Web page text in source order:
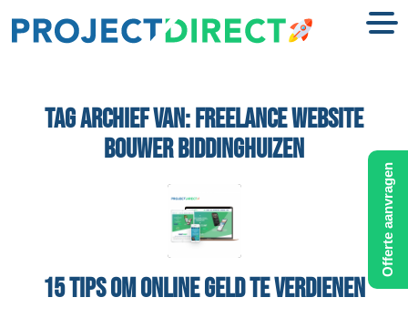
TAG ARCHIEF VAN:FREELANCE WEBSITE
BOUWER BIDDINGHUIZEN
15 tips om online geld te verdienen
Offerte aanvragen